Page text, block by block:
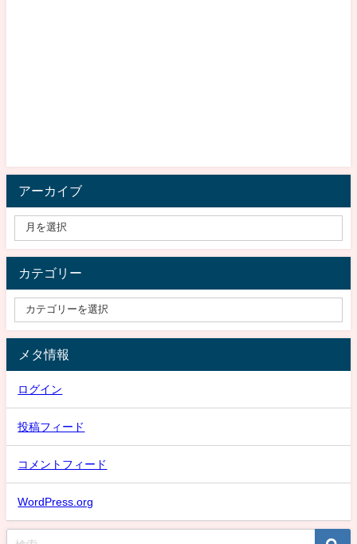
アーカイブ
カテゴリー
メタ情報
ログイン
投稿フィード
コメントフィード
WordPress.org